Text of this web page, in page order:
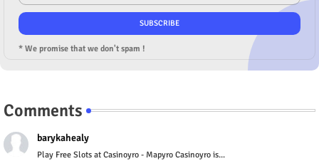
* We promise that we don't spam !
Comments
barykahealy
Play Free Slots at Casinoyro - Mapyro Casinoyro is...